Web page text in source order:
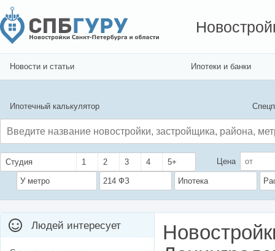
Новости и статьи Ипотеки и банки
Ипотечный калькулятор
Студия 1 2 3 4 5+ Цена
У метро 214 ФЗ Ипотека
Людей интересует